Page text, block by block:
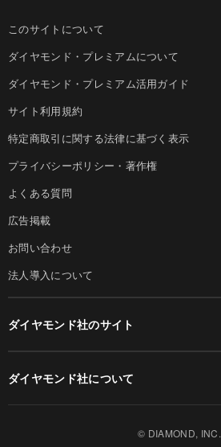
このサイトについて
ダイヤモンド・プレミアムについて
ダイヤモンド・プレミアム活用ガイド
サイト利用規約
特定商取引に関する法律に基づく表示
プライバシーポリシー・著作権
よくある質問
広告掲載
お問い合わせ
法人導入について
ダイヤモンド社のサイト
ダイヤモンド社について
© DIAMOND, INC.